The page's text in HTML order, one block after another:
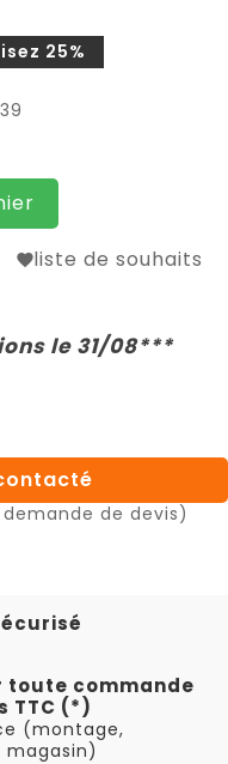
25%
liste de souhaits
le 31/08***
de devis)
toute commande
TTC (*)
(montage,